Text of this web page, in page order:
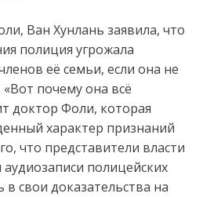
Ван Хунлань заявила, что
полиция угрожала
её семьи, если она не
почему она всё
доктор Фоли, которая
характер признаний
что представители власти
полицейских
свои доказательства на